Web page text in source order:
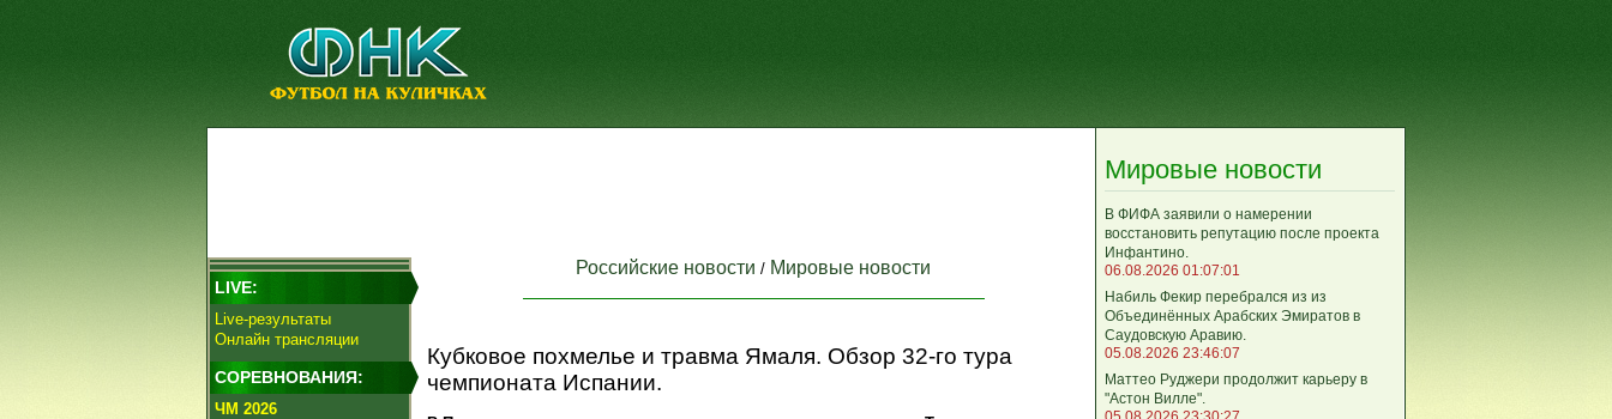
LIVE:
Live-результаты
Онлайн трансляции
СОРЕВНОВАНИЯ:
ЧМ 2026
Российские новости / Мировые новости
Кубковое похмелье и травма Ямаля. Обзор 32-го тура
чемпионата Испании.
Мировые новости
В ФИФА заявили о намерении
восстановить репутацию после проекта
Инфантино.
06.08.2026 01:07:01
Набиль Фекир перебрался из из
Объединённых Арабских Эмиратов в
Саудовскую Аравию.
05.08.2026 23:46:07
Маттео Руджери продолжит карьеру в
"Астон Вилле".